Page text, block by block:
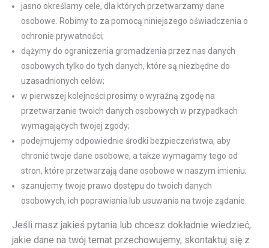
jasno określamy cele, dla których przetwarzamy dane
osobowe. Robimy to za pomocą niniejszego oświadczenia o
ochronie prywatności;
dążymy do ograniczenia gromadzenia przez nas danych
osobowych tylko do tych danych, które są niezbędne do
uzasadnionych celów;
w pierwszej kolejności prosimy o wyraźną zgodę na
przetwarzanie twoich danych osobowych w przypadkach
wymagających twojej zgody;
podejmujemy odpowiednie środki bezpieczeństwa, aby
chronić twoje dane osobowe, a także wymagamy tego od
stron, które przetwarzają dane osobowe w naszym imieniu;
szanujemy twoje prawo dostępu do twoich danych
osobowych, ich poprawiania lub usuwania na twoje żądanie.
Jeśli masz jakieś pytania lub chcesz dokładnie wiedzieć,
jakie dane na twój temat przechowujemy, skontaktuj się z